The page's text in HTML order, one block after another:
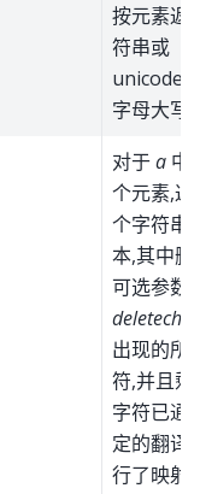
按元素返
符串或
unicode
字母大写
对于a 中
个元素,返
个字符串
本,其中删
可选参数
出现的所
符,并且剩
字符已通
定的翻译
行了映射.